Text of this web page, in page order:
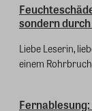
sondern
Liebe Leserin,
einem